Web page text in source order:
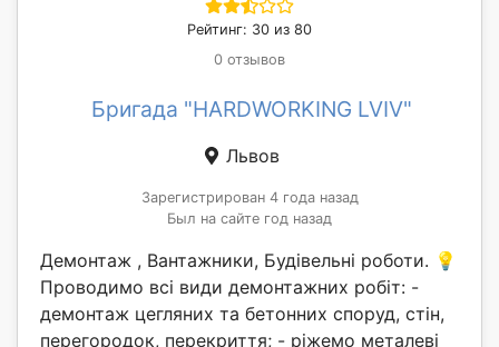
Рейтинг: 30 из 80
0 отзывов
Бригада "HARDWORKING LVIV"
Львов
Зарегистрирован 4 года назад
Был на сайте год назад
Демонтаж , Вантажники, Будівельні роботи. 💡
Проводимо всі види демонтажних робіт: -
демонтаж цегляних та бетонних споруд, стін,
перегородок, перекриття; - ріжемо металеві